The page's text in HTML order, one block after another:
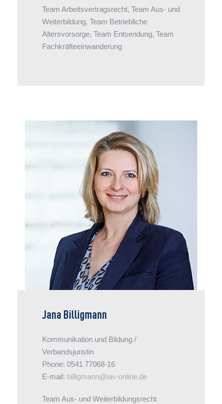
Team Arbeitsvertragsrecht, Team Aus- und
Weiterbildung, Team Betriebliche
Altersvorsorge, Team Entsendung, Team
Fachkräfteeinwanderung
Jana Billigmann kann beides: Sie organisiert
Aktivitäten in der Öffentlichkeitsarbeit und als
Verbandsjuristin berät sie in arbeitsrechtlichen
Fragen, insbesondere rund um Ausbildung. Ihre
kreativen Texte landen unter anderem im
Jahresbericht, den sie verantwortet. Im
Themenfeld Gesundheitsmanagement macht
sie Best-practice in Veranstaltungen erlebbar.
Jana Billigmann
Kommunikation und Bildung /
Verbandsjuristin
Phone: 0541 77068-16
E-mail: billigmann@iav-online.de
Team Aus- und Weiterbildungsrecht